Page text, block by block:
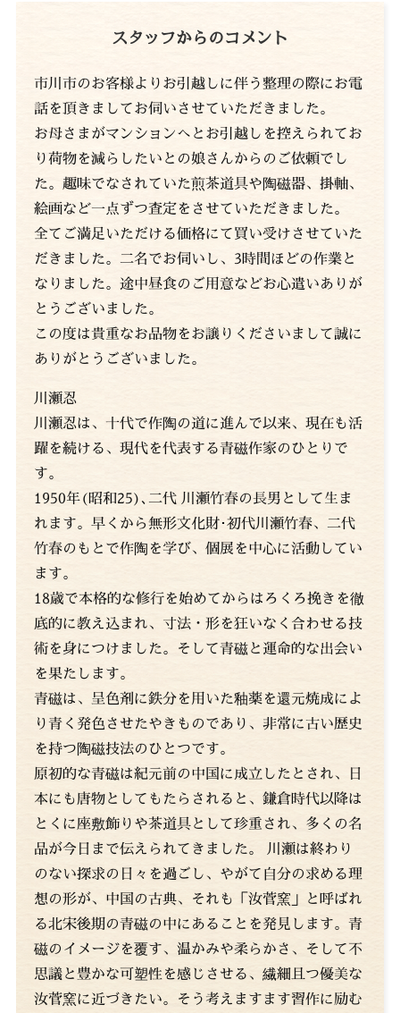
スタッフからのコメント
市川市のお客様よりお引越しに伴う整理の際にお電
話を頂きましてお伺いさせていただきました。
お母さまがマンションへとお引越しを控えられてお
り荷物を減らしたいとの娘さんからのご依頼でし
た。趣味でなされていた煎茶道具や陶磁器、掛軸、
絵画など一点ずつ査定をさせていただきました。
全てご満足いただける価格にて買い受けさせていた
だきました。二名でお伺いし、3時間ほどの作業と
なりました。途中昼食のご用意などお心遣いありが
とうございました。
この度は貴重なお品物をお譲りくださいまして誠に
ありがとうございました。
川瀬忍
川瀬忍は、十代で作陶の道に進んで以来、現在も活
躍を続ける、現代を代表する青磁作家のひとりで
す。
1950年(昭和25)､二代 川瀬竹春の長男として生ま
れます。早くから無形文化財･初代川瀬竹春、二代
竹春のもとで作陶を学び、個展を中心に活動してい
ます。
18歳で本格的な修行を始めてからはろくろ挽きを徹
底的に教え込まれ、寸法・形を狂いなく合わせる技
術を身につけました。そして青磁と運命的な出会い
を果たします。
青磁は、呈色剤に鉄分を用いた釉薬を還元焼成によ
り青く発色させたやきものであり、非常に古い歴史
を持つ陶磁技法のひとつです。
原初的な青磁は紀元前の中国に成立したとされ、日
本にも唐物としてもたらされると、鎌倉時代以降は
とくに座敷飾りや茶道具として珍重され、多くの名
品が今日まで伝えられてきました。 川瀬は終わり
のない探求の日々を過ごし、やがて自分の求める理
想の形が、中国の古典、それも「汝菅窯」と呼ばれ
る北宋後期の青磁の中にあることを発見します。青
磁のイメージを覆す、温かみや柔らかさ、そして不
思議と豊かな可塑性を感じさせる、繊細且つ優美な
汝菅窯に近づきたい。そう考えますます習作に励む